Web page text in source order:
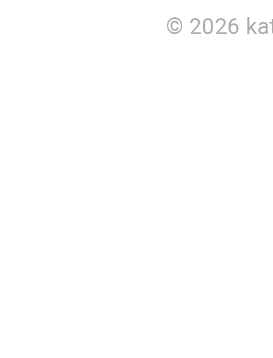
© 2026